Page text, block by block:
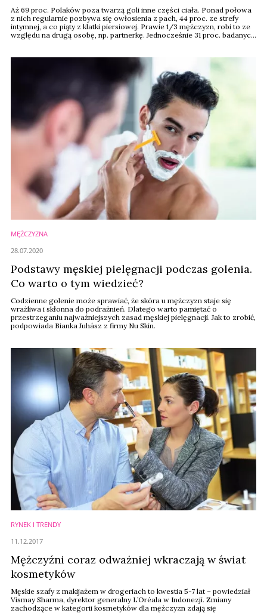
Aż 69 proc. Polaków poza twarzą goli inne części ciała. Ponad połowa
z nich regularnie pozbywa się owłosienia z pach, 44 proc. ze strefy
intymnej, a co piąty z klatki piersiowej. Prawie 1/3 mężczyzn, robi to ze
względu na drugą osobę, np. partnerkę. Jednocześnie 31 proc. badanych
MĘŻCZYZNA
Podstawy męskiej pielęgnacji podczas golenia.
Co warto o tym wiedzieć?
Codzienne golenie może sprawiać, że skóra u mężczyzn staje się
wrażliwa i skłonna do podrażnień. Dlatego warto pamiętać o
przestrzeganiu najważniejszych zasad męskiej pielęgnacji. Jak to zrobić,
podpowiada Bianka Juhász z firmy Nu Skin.
28.07.2020
RYNEK I TRENDY
Mężczyźni coraz odważniej wkraczają w świat
kosmetyków
Męskie szafy z makijażem w drogeriach to kwestia 5-7 lat – powiedział
Vismay Sharma, dyrektor generalny L’Oréala w Indonezji. Zmiany
zachodzące w kategorii kosmetyków dla mężczyzn zdają się
11.12.2017